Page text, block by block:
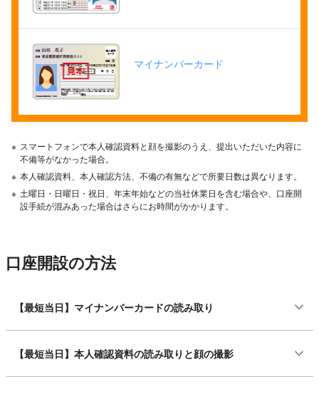
マイナンバーカード
※ スマートフォンで本人確認資料と顔を撮影のうえ、提出いただいた内容に
不備等がなかった場合。
※ 本人確認資料、本人確認方法、不備の有無などで所要日数は異なります。
※ 土曜日・日曜日・祝日、年末年始などの当社休業日を含む場合や、口座開
設手続が混みあった場合はさらにお時間がかかります。
口座開設の方法
【最短当日】マイナンバーカードの読み取り
【最短当日】本人確認資料の読み取りと顔の撮影